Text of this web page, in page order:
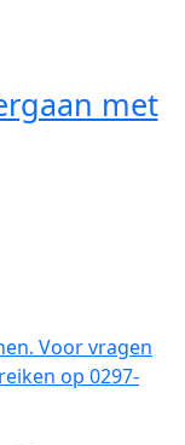
met
Voor vragen
op 0297-